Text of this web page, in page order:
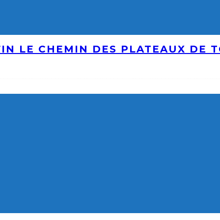
LE CHEMIN DES PLATEAUX DE